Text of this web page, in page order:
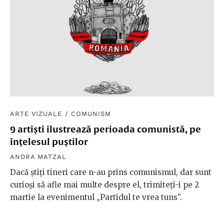
ARTE VIZUALE / COMUNISM
9 artiști ilustrează perioada comunistă, pe
înțelesul puștilor
ANDRA MATZAL
Dacă știți tineri care n-au prins comunismul, dar sunt
curioși să afle mai multe despre el, trimiteți-i pe 2
martie la evenimentul „Partidul te vrea tuns”.